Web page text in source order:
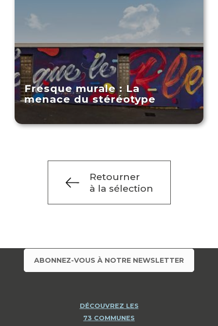
Fresque murale : La
menace du stéréotype
Retourner
à la sélection
ABONNEZ-VOUS À NOTRE NEWSLETTER
DÉCOUVREZ LES
73 COMMUNES